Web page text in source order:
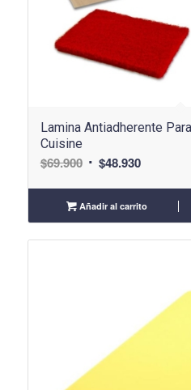
Lamina Antiadherente
Cuisine
$69.900 El
original
era:
$69.900.
$48.930El
actual
es:
$48.930.
Añadir al carrito